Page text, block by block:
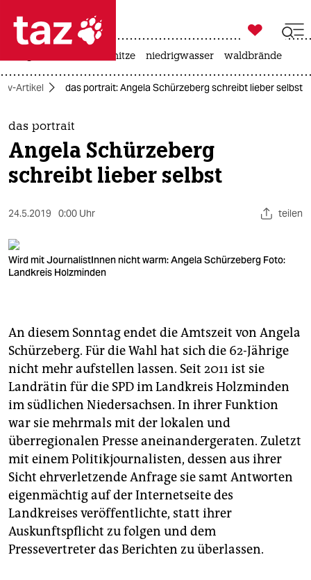
 taz zahl ich
taz zahl ich
themen
politik
öko
gesellschaft
kultur
sport
nord
wahrheit
verlag
verlag
veranstaltungen
shop
fragen & hilfe
unterstützen

taz zahl ich
hitze niedrigwasser waldbrände
Artikel das portrait: Angela Schürzeberg schreibt lieber selbst
das portrait
Angela Schürzeberg
schreibt lieber selbst
24.5.2019 0:00 Uhr teilen
Wird mit JournalistInnen nicht warm: Angela Schürzeberg Foto:
Landkreis Holzminden
An diesem Sonntag endet die Amtszeit von Angela
Schürzeberg. Für die Wahl hat sich die 62-Jährige
nicht mehr aufstellen lassen. Seit 2011 ist sie
Landrätin für die SPD im Landkreis Holzminden
im südlichen Niedersachsen. In ihrer Funktion
war sie mehrmals mit der lokalen und
überregionalen Presse aneinandergeraten. Zuletzt
mit einem Politikjournalisten, dessen aus ihrer
Sicht ehrverletzende Anfrage sie samt Antworten
eigenmächtig auf der Internetseite des
Landkreises veröffentlichte, statt ihrer
Auskunftspflicht zu folgen und dem
Pressevertreter das Berichten zu überlassen.